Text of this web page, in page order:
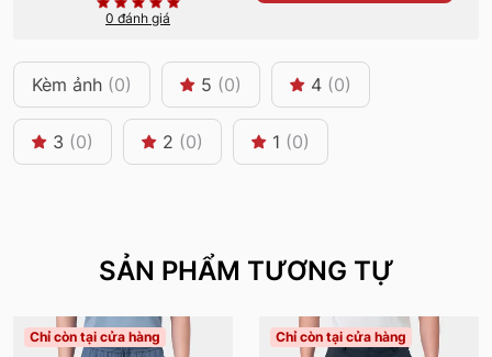
0 đánh giá
Kèm ảnh (0) 5 (0) 4 (0)
3 (0) 2 (0) 1 (0)
SẢN PHẨM TƯƠNG TỰ
Chỉ còn tại cửa hàng Chỉ còn tại cửa hàng